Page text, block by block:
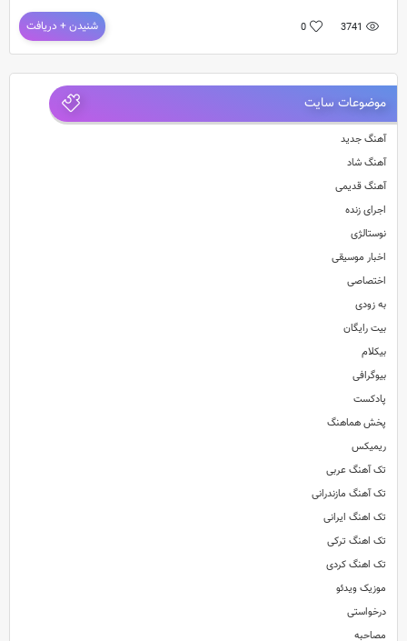
شعر : کیــوان نظری / آهنگ : پوریا
3741
0 شنیدن + دریافت
موضوعات سایت
آهنگ جدید
آهنگ شاد
آهنگ قدیمی
اجرای زنده
نوستالژی
اخبار موسیقی
اختصاصی
به زودی
بیت رایگان
بیکلام
بیوگرافی
پادکست
پخش هماهنگ
ریمیکس
تک آهنگ عربی
تک آهنگ مازندرانی
تک اهنگ ایرانی
تک اهنگ ترکی
تک اهنگ کردی
موزیک ویدئو
درخواستی
مصاحبه